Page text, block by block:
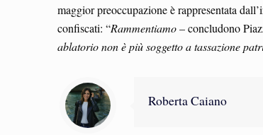
maggior preoccupazione è rappresentata
confiscati: “Rammentiamo– concludono
ablatorio non è più soggetto a tassazione
Roberta Caiano